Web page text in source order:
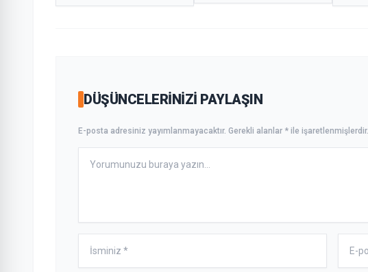
DÜŞÜNCELERINIZI PAYLAŞIN
E-posta adresiniz yayımlanmayacaktır. Gerekli alanlar * ile işaretlenmişlerdir.